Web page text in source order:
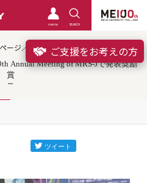
meimo SEARCH
ご支援をお考えの方
ージ／受賞
Annual Meeting of MRS-Jで発表奨励
賞